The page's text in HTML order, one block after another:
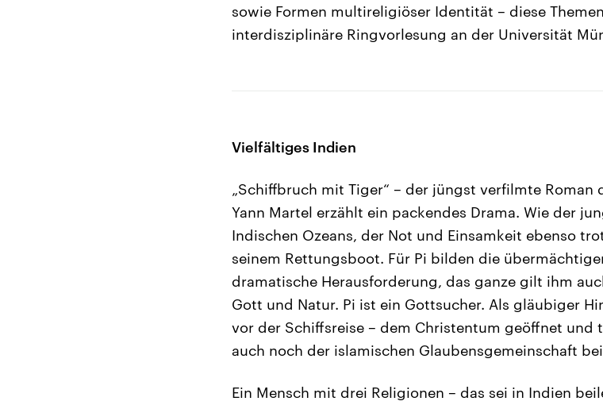
sowie Formen multireligiöser Identität – diese
interdisziplinäre Ringvorlesung an der Universität
Vielfältiges Indien
„Schiffbruch mit Tiger“ – der jüngst verfilmte Roman
Yann Martel erzählt ein packendes Drama. Wie der
Indischen Ozeans, der Not und Einsamkeit ebenso
seinem Rettungsboot. Für Pi bilden die
dramatische Herausforderung, das ganze gilt ihm
Gott und Natur. Pi ist ein Gottsucher. Als gläubiger
vor der Schiffsreise – dem Christentum geöffnet und
auch noch der islamischen Glaubensgemeinschaft
Ein Mensch mit drei Religionen – das sei in Indien